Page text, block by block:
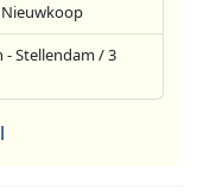
- Stellendam / 3